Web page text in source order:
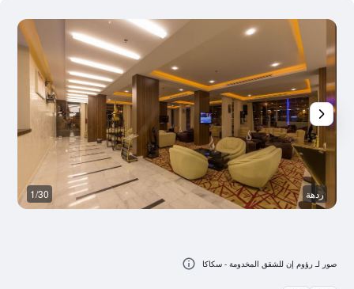
ردهة 1/30
صور لـ رؤوم إن للشقق المخدومة - سكاكا